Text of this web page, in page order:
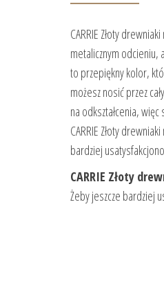
CARRIE Złoty
metalicznym odcieniu,
to przepiękny kolor,
możesz nosić przez
na odkształcenia,
CARRIE Złoty
bardziej
CARRIE Złoty
Żeby jeszcze bardziej